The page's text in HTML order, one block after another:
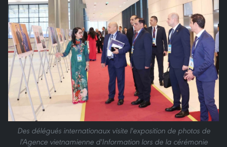
Des délégués internationaux visite l'exposition de photos de
l'Agence vietnamienne d'Information lors de la cérémonie